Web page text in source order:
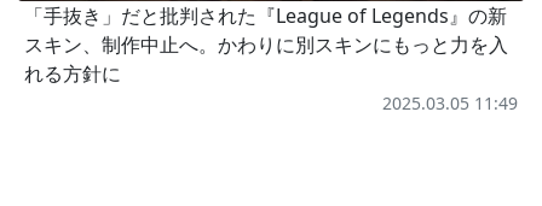
「手抜き」だと批判された『League of Legends』の新
スキン、制作中止へ。かわりに別スキンにもっと力を入
れる方針に
2025.03.05 11:49